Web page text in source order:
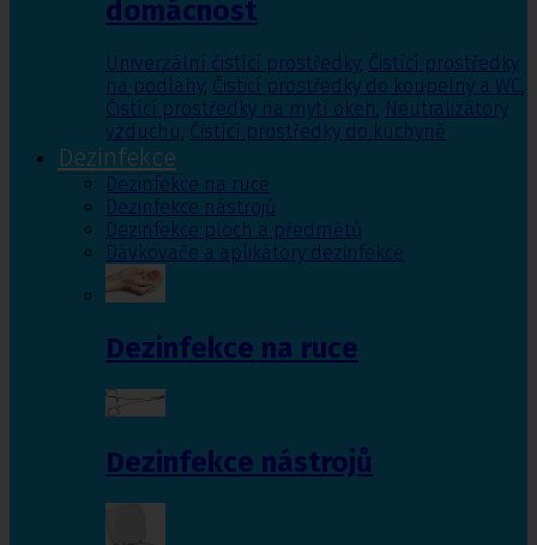
domácnost
Univerzální čistící prostředky, Čistící prostředky
na podlahy, Čisticí prostředky do koupelny a WC,
Čistící prostředky na mytí oken, Neutralizátory
vzduchu, Čistící prostředky do kuchyně
Dezinfekce
Dezinfekce na ruce
Dezinfekce nástrojů
Dezinfekce ploch a předmětů
Dávkovače a aplikátory dezinfekce
Dezinfekce na ruce
Dezinfekce nástrojů